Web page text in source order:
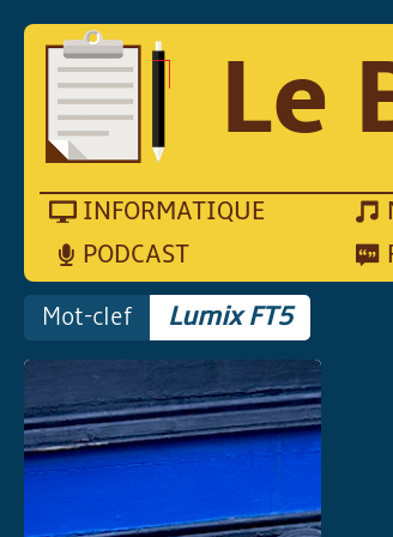
Le
INFORMATIQUE
PODCAST
Mot-clef Lumix FT5